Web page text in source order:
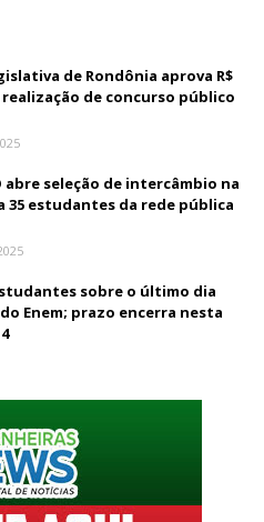
de Rondônia aprova R$
de concurso público
abre seleção de intercâmbio na
35 estudantes da rede pública
sobre o último dia
Enem; prazo encerra nesta